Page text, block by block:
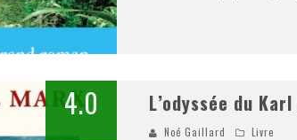
4.0 L’odyssée du
Noé Gaillard Livre